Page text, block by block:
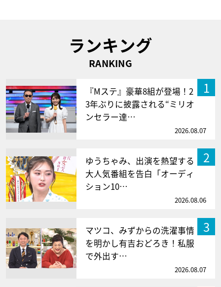
ランキング
RANKING
1
『Mステ』豪華8組が登場！2
3年ぶりに披露される“ミリオ
ンセラー達…
2026.08.07
2
ゆうちゃみ、出演を熱望する
大人気番組を告白「オーディ
ション10…
2026.08.06
3
マツコ、みずからの洗濯事情
を明かし有吉おどろき！私服
で外出す…
2026.08.07